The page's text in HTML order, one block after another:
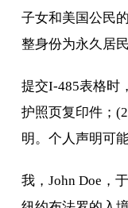
子女和美国公民
整身份为永久居民
提交I-485表格时
护照页复印件；
明。个人声明可
我，John Doe，